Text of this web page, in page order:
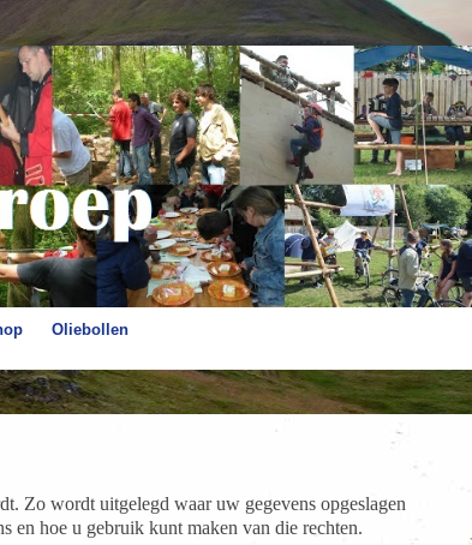
Oliebollen
Zo wordt uitgelegd waar uw gegevens opgeslagen
en hoe u gebruik kunt maken van die rechten.